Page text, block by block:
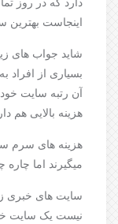
اینجاست
شاید جواب های
بسیاری از افراد
آن رتبه سایت
هزینه بالایی هم
هزینه های سرم
میگیرند اما
سایت های خبری
نیست یک سایت